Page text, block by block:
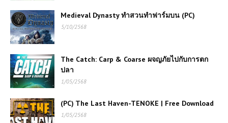
Medieval Dynasty ทำสวนทำฟาร์มบน (PC)
5/10/2568
The Catch: Carp & Coarse ผจญภัยไปกับการตก
ปลา
1/05/2568
(PC) The Last Haven-TENOKE | Free Download
1/05/2568